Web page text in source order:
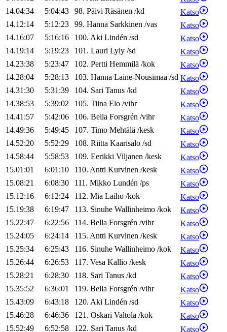
14.04:34
5:04:43 98. Päivi Räsänen /kd
Katso
14.12:14
5:12:23 99. Hanna Sarkkinen /vas
Katso
14.16:07
5:16:16 100. Aki Lindén /sd
Katso
14.19:14
5:19:23 101. Lauri Lyly /sd
Katso
14.23:38
5:23:47 102. Pertti Hemmilä /kok
Katso
14.28:04
5:28:13 103. Hanna Laine-Nousimaa /sd Katso
14.31:30
5:31:39 104. Sari Tanus /kd
Katso
14.38:53
5:39:02 105. Tiina Elo /vihr
Katso
14.41:57
5:42:06 106. Bella Forsgrén /vihr
Katso
14.49:36
5:49:45 107. Timo Mehtälä /kesk
Katso
14.52:20
5:52:29 108. Riitta Kaarisalo /sd
Katso
14.58:44
5:58:53 109. Eerikki Viljanen /kesk
Katso
15.01:01
6:01:10 110. Antti Kurvinen /kesk
Katso
15.08:21
6:08:30 111. Mikko Lundén /ps
Katso
15.12:16
6:12:24 112. Mia Laiho /kok
Katso
15.19:38
6:19:47 113. Sinuhe Wallinheimo /kok
Katso
15.22:47
6:22:56 114. Bella Forsgrén /vihr
Katso
15.24:05
6:24:14 115. Antti Kurvinen /kesk
Katso
15.25:34
6:25:43 116. Sinuhe Wallinheimo /kok
Katso
15.26:44
6:26:53 117. Vesa Kallio /kesk
Katso
15.28:21
6:28:30 118. Sari Tanus /kd
Katso
15.35:52
6:36:01 119. Bella Forsgrén /vihr
Katso
15.43:09
6:43:18 120. Aki Lindén /sd
Katso
15.46:28
6:46:36 121. Oskari Valtola /kok
Katso
15.52:49
6:52:58 122. Sari Tanus /kd
Katso